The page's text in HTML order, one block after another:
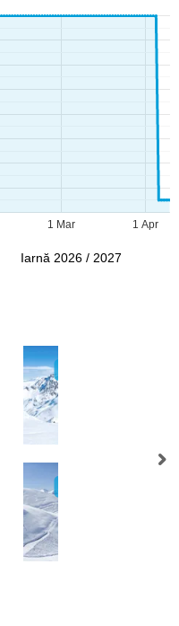
1 Mar 1 Apr
Iarnă 2026 / 2027